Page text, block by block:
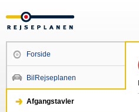
Forside
BilRejseplanen
Afgangstavler